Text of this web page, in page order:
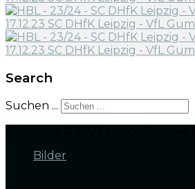
Search
Suchen ...
Bilder